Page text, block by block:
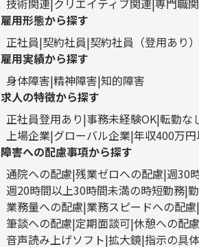
技術関連 クリエイティブ関連 専門職
雇用形態から探す
正社員 契約社員 契約社員（登用あり）
雇用実績から探す
身体障害 精神障害 知的障害
求人の特徴から探す
正社員登用あり 事務未経験OK 転勤な
上場企業 グローバル企業 年収400万円
障害への配慮事項から探す
通院への配慮 残業ゼロへの配慮 週30
週20時間以上30時間未満の時短勤務
業務量への配慮 業務スピードへの配慮
筆談への配慮 定期面談可 休憩への配慮
音声読み上げソフト 拡大鏡 指示の具